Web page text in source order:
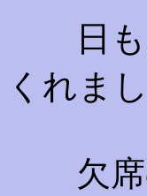
日も
くれまし
欠席